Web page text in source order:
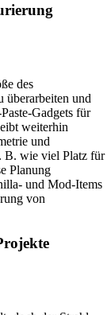
des
überarbeiten und
Gadgets für
weiterhin
und
B. wie viel Platz für
Planung
und Mod-Items
von